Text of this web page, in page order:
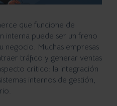
que funcione de
interna puede ser un freno
negocio. Muchas empresas
tráfico y generar ventas
crítico: la integración
internos de gestión,